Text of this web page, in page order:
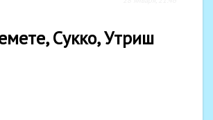
Сукко, Утриш